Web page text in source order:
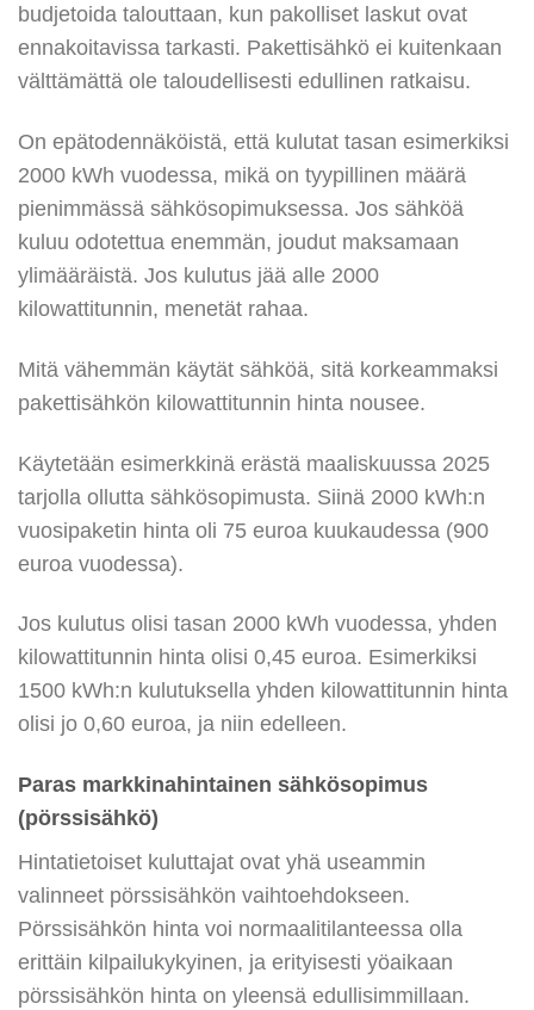
budjetoida talouttaan, kun pakolliset laskut ovat
ennakoitavissa tarkasti. Pakettisähkö ei kuitenkaan
välttämättä ole taloudellisesti edullinen ratkaisu.
On epätodennäköistä, että kulutat tasan esimerkiksi
2000 kWh vuodessa, mikä on tyypillinen määrä
pienimmässä sähkösopimuksessa. Jos sähköä
kuluu odotettua enemmän, joudut maksamaan
ylimääräistä. Jos kulutus jää alle 2000
kilowattitunnin, menetät rahaa.
Mitä vähemmän käytät sähköä, sitä korkeammaksi
pakettisähkön kilowattitunnin hinta nousee.
Käytetään esimerkkinä erästä maaliskuussa 2025
tarjolla ollutta sähkösopimusta. Siinä 2000 kWh:n
vuosipaketin hinta oli 75 euroa kuukaudessa (900
euroa vuodessa).
Jos kulutus olisi tasan 2000 kWh vuodessa, yhden
kilowattitunnin hinta olisi 0,45 euroa. Esimerkiksi
1500 kWh:n kulutuksella yhden kilowattitunnin hinta
olisi jo 0,60 euroa, ja niin edelleen.
Paras markkinahintainen sähkösopimus
(pörssisähkö)
Hintatietoiset kuluttajat ovat yhä useammin
valinneet pörssisähkön vaihtoehdokseen.
Pörssisähkön hinta voi normaalitilanteessa olla
erittäin kilpailukykyinen, ja erityisesti yöaikaan
pörssisähkön hinta on yleensä edullisimmillaan.